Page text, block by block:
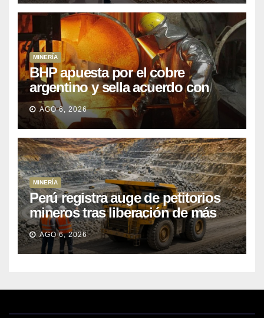
MINERÍA
BHP apuesta por el cobre
argentino y sella acuerdo con
Kobrea para siete proyecto
AGO 6, 2026
MINERÍA
Perú registra auge de petitorios
mineros tras liberación de más
de mil concesiones para explorar
cobre y oro
AGO 6, 2026